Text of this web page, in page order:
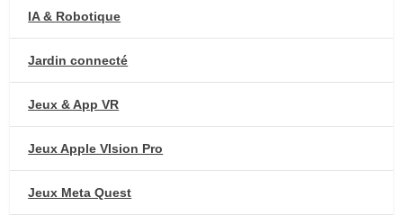
IA & Robotique
Jardin connecté
Jeux & App VR
Jeux Apple VIsion Pro
Jeux Meta Quest